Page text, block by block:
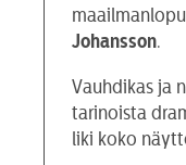
Johansson.
Vauhdikas ja
tarinoista
liki koko